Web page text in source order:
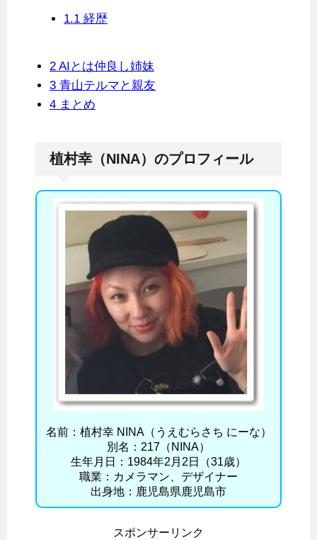
1.1 経歴
2 AIとは仲良し姉妹
3 青山テルマと親友
4 まとめ
植村幸（NINA）のプロフィール
名前：植村幸 NINA（うえむらさち にーな）
別名：217（NINA）
生年月日：1984年2月2日（31歳）
職業：カメラマン、デザイナー
出身地：鹿児島県鹿児島市
スポンサーリンク